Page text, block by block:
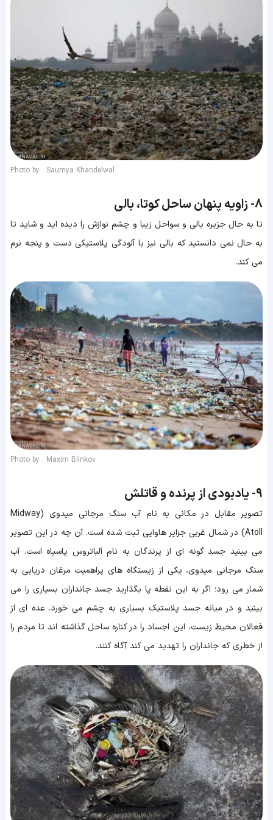
Photo by : Saumya Khandelwal
8- زاویه پنهان ساحل کوتا، بالی
تا به حال جزیره بالی و سواحل زیبا و چشم نوازش را دیده اید و شاید تا
به حال نمی دانستید که بالی نیز با آلودگی پلاستیکی دست و پنجه نرم
می کند.
Photo by : Maxim Blinkov
9- یادبودی از پرنده و قاتلش
تصویر مقابل در مکانی به نام آب سنگ مرجانی میدوی (Midway
Atoll) در شمال غربی جزایر هاوایی ثبت شده است. آن چه در این تصویر
می بینید جسد گونه ای از پرندگان به نام آلباتروس پاسیاه است. آب
سنگ مرجانی میدوی، یکی از زیستگاه های پراهمیت مرغان دریایی به
شمار می رود؛ اگر به این نقطه پا بگذارید جسد جانداران بسیاری را می
بینید و در میانه جسد پلاستیک بسیاری به چشم می خورد. عده ای از
فعالان محیط زیست، این اجساد را در کناره ساحل گذاشته اند تا مردم را
از خطری که جانداران را تهدید می کند آگاه کنند.